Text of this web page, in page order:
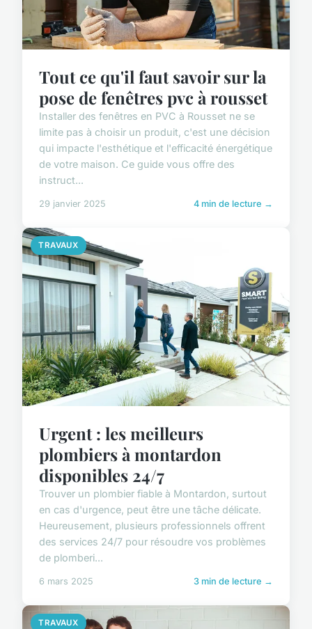
Tout ce qu'il faut savoir sur la
pose de fenêtres pvc à rousset
Installer des fenêtres en PVC à Rousset ne se
limite pas à choisir un produit, c'est une décision
qui impacte l'esthétique et l'efficacité énergétique
de votre maison. Ce guide vous offre des
instruct...
29 janvier 2025 4 min de lecture →
TRAVAUX
Urgent : les meilleurs
plombiers à montardon
disponibles 24/7
Trouver un plombier fiable à Montardon, surtout
en cas d'urgence, peut être une tâche délicate.
Heureusement, plusieurs professionnels offrent
des services 24/7 pour résoudre vos problèmes
de plomberi...
6 mars 2025 3 min de lecture →
TRAVAUX